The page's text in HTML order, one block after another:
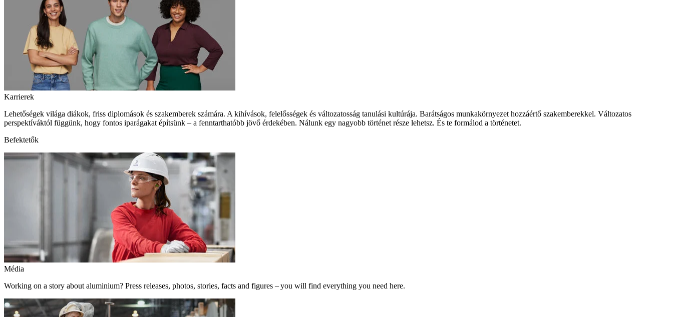
Karrierek
Lehetőségek világa diákok, friss diplomások és szakemberek számára. A kihívások, felelősségek és változatosság tanulási kultúrája. Barátságos munkakörnyezet hozzáértő szakemberekkel. Változatos
perspektíváktól függünk, hogy fontos iparágakat építsünk – a fenntarthatóbb jövő érdekében. Nálunk egy nagyobb történet része lehetsz. És te formálod a történetet.
Befektetők
Média
Working on a story about aluminium? Press releases, photos, stories, facts and figures – you will find everything you need here.